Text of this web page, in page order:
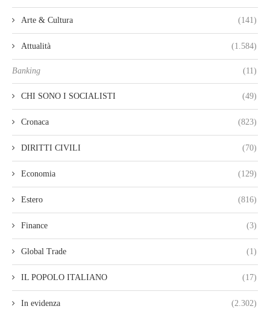
Arte & Cultura (141)
Attualità (1.584)
Banking (11)
CHI SONO I SOCIALISTI (49)
Cronaca (823)
DIRITTI CIVILI (70)
Economia (129)
Estero (816)
Finance (3)
Global Trade (1)
IL POPOLO ITALIANO (17)
In evidenza (2.302)